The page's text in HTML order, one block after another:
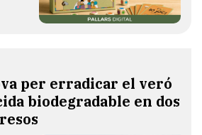
per erradicar el veró
biodegradable en dos